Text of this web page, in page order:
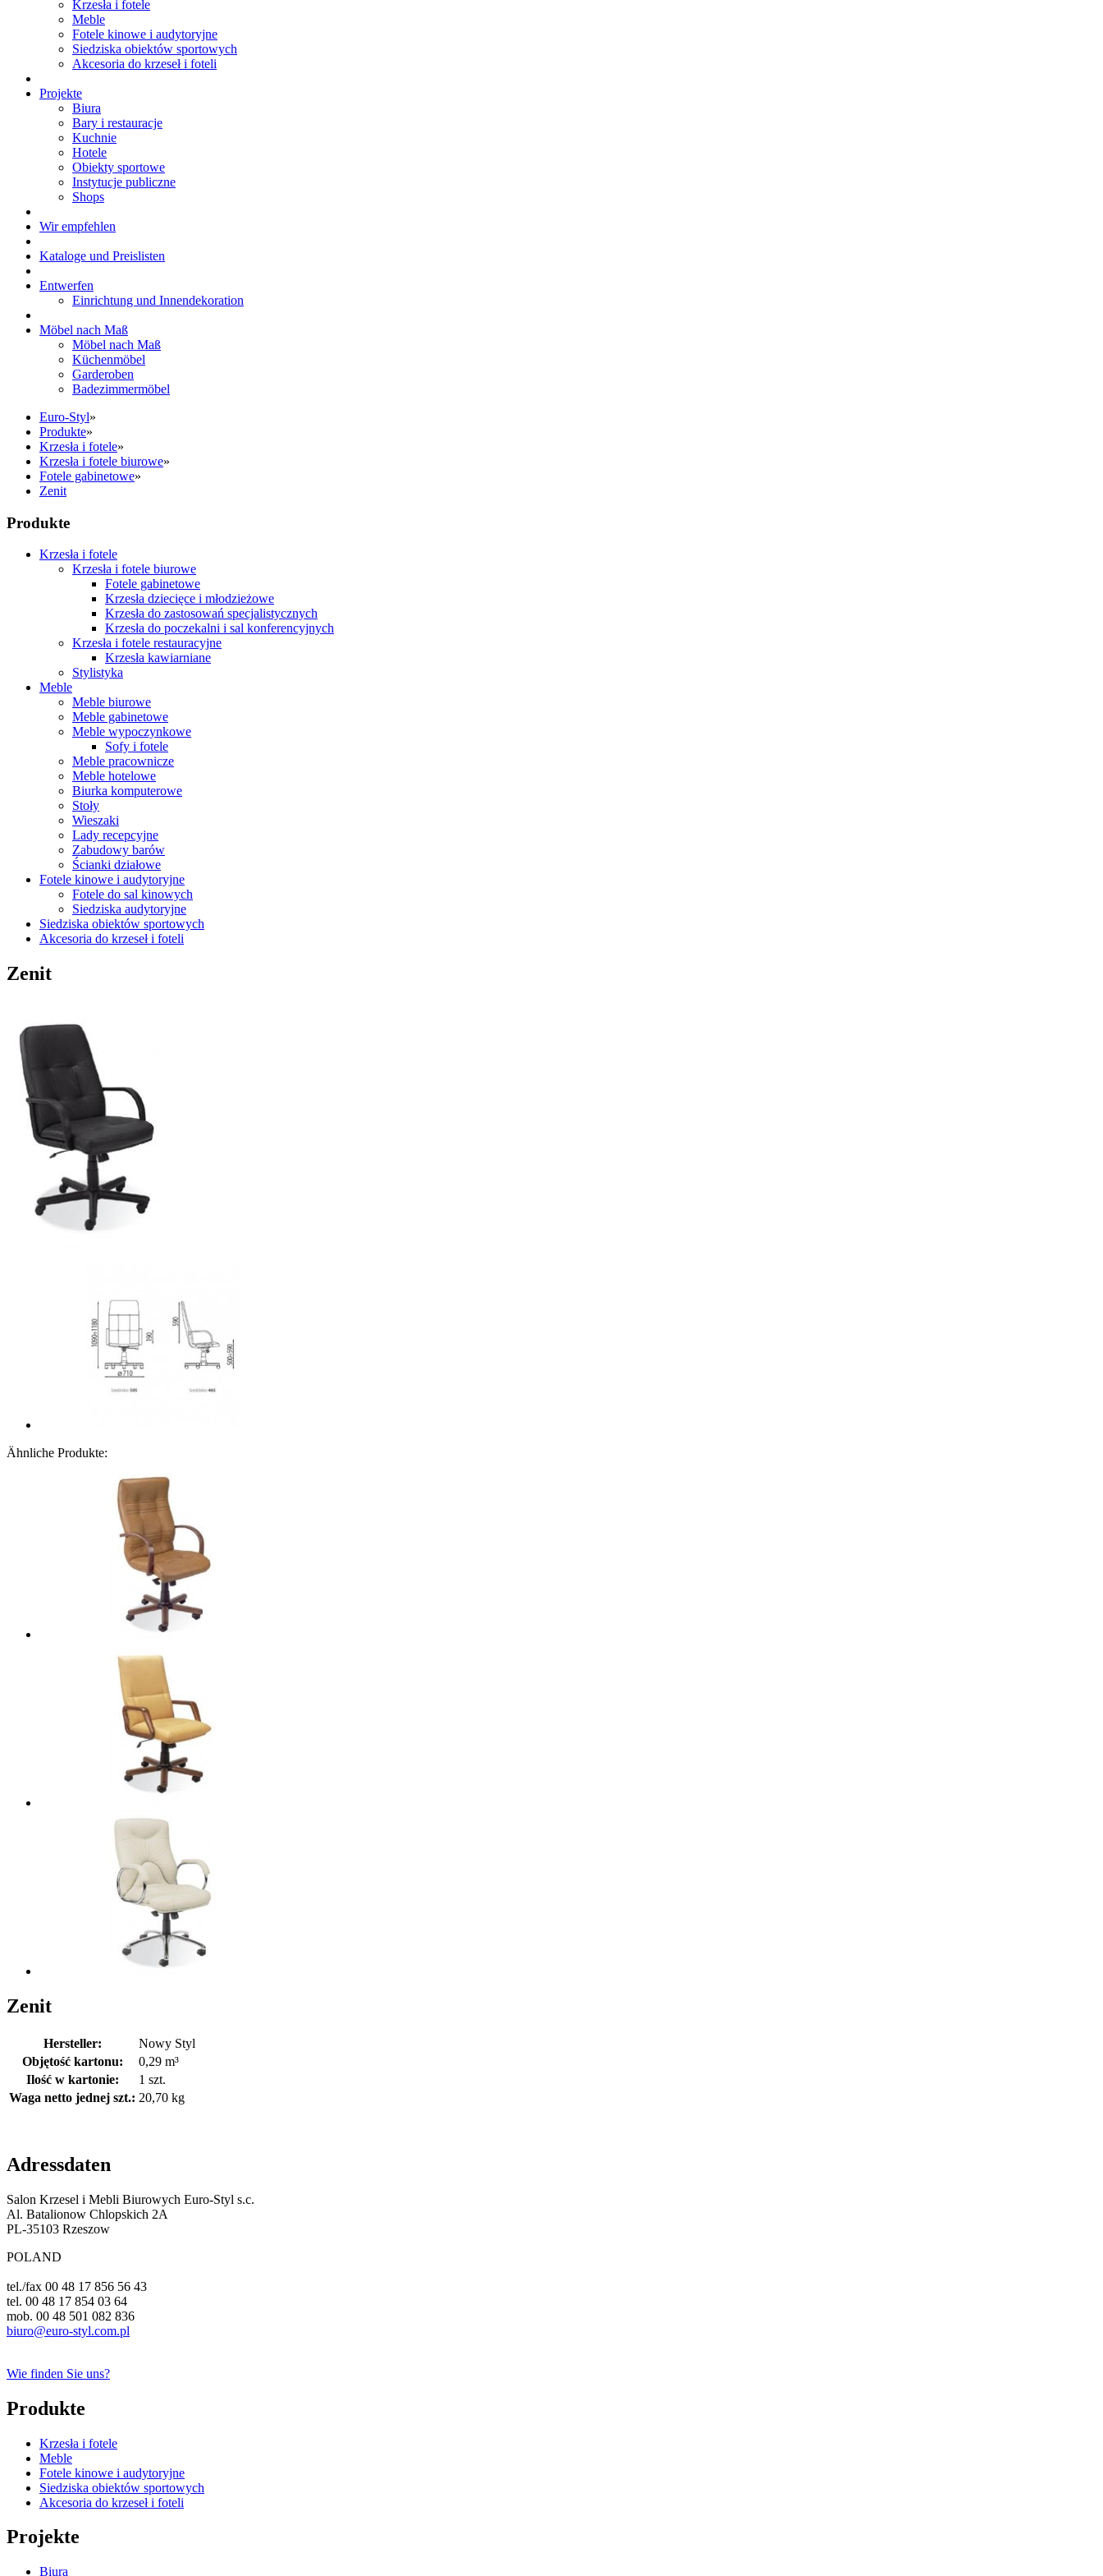
Krzesła i fotele
Meble
Fotele kinowe i audytoryjne
Siedziska obiektów sportowych
Akcesoria do krzeseł i foteli
Projekte
Biura
Bary i restauracje
Kuchnie
Hotele
Obiekty sportowe
Instytucje publiczne
Shops
Wir empfehlen
Kataloge und Preislisten
Entwerfen
Einrichtung und Innendekoration
Möbel nach Maß
Möbel nach Maß
Küchenmöbel
Garderoben
Badezimmermöbel
Euro-Styl»
Produkte»
Krzesła i fotele»
Krzesła i fotele biurowe»
Fotele gabinetowe»
Zenit
Produkte
Krzesła i fotele
Krzesła i fotele biurowe
Fotele gabinetowe
Krzesła dziecięce i młodzieżowe
Krzesła do zastosowań specjalistycznych
Krzesła do poczekalni i sal konferencyjnych
Krzesła i fotele restauracyjne
Krzesła kawiarniane
Stylistyka
Meble
Meble biurowe
Meble gabinetowe
Meble wypoczynkowe
Sofy i fotele
Meble pracownicze
Meble hotelowe
Biurka komputerowe
Stoły
Wieszaki
Lady recepcyjne
Zabudowy barów
Ścianki działowe
Fotele kinowe i audytoryjne
Fotele do sal kinowych
Siedziska audytoryjne
Siedziska obiektów sportowych
Akcesoria do krzeseł i foteli
Zenit
Ähnliche Produkte:
Zenit
Hersteller:
Nowy Styl
Objętość kartonu:
0,29 m³
Ilość w kartonie:
1 szt.
Waga netto jednej szt.: 20,70 kg
Adressdaten
Salon Krzesel i Mebli Biurowych Euro-Styl s.c.
Al. Batalionow Chlopskich 2A
PL-35103 Rzeszow
POLAND
tel./fax 00 48 17 856 56 43
tel. 00 48 17 854 03 64
mob. 00 48 501 082 836
biuro@euro-styl.com.pl
Wie finden Sie uns?
Produkte
Krzesła i fotele
Meble
Fotele kinowe i audytoryjne
Siedziska obiektów sportowych
Akcesoria do krzeseł i foteli
Projekte
Biura